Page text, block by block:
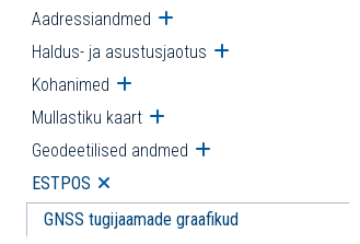
Aadressiandmed Ava alammenüü
Haldus- ja asustusjaotus Ava alammenüü
Kohanimed Ava alammenüü
Mullastiku kaart Ava alammenüü
Geodeetilised andmed Ava alammenüü
ESTPOS Ava alammenüü
GNSS tugijaamade graafikud